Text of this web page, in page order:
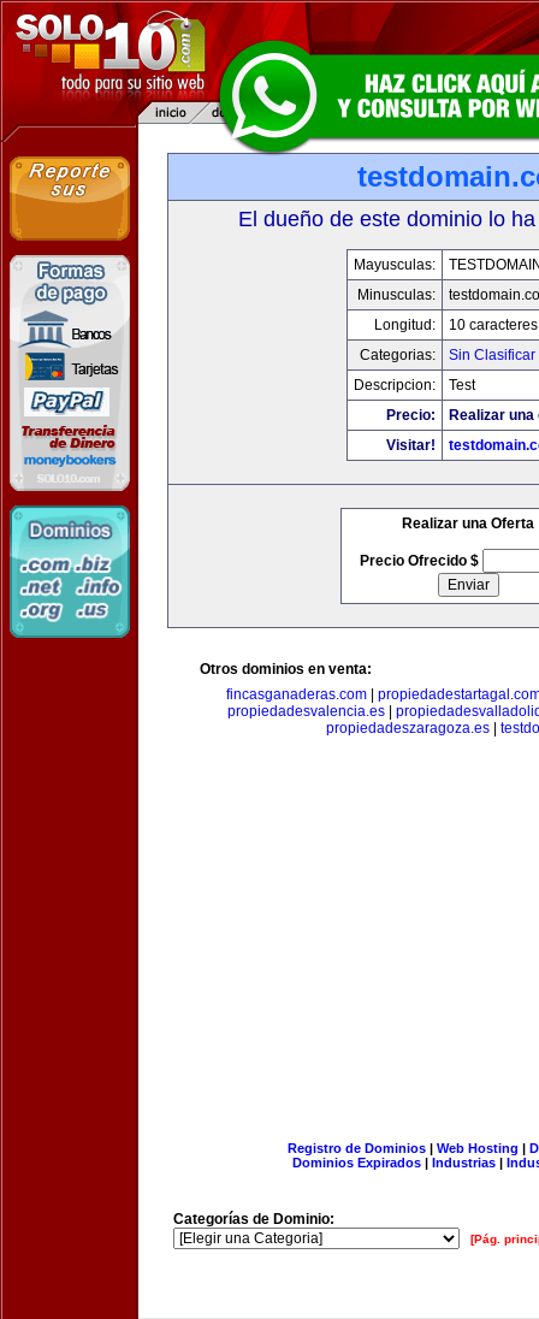
El dueño de este dominio lo
Mayusculas:
Minusculas:
Longitud:
10 caracteres
Categorias:
Sin Clasificar
Descripcion:
Test
Precio:
Realizar
Visitar!
Realizar una Oferta
Precio Ofrecido $
Otros dominios en venta:
fincasganaderas.com|
propiedadesvalencia.es|
propiedadeszaragoza.es|
Registro de Dominios| Web Hosting |
Dominios Expirados | Industrias |
Categorías de Dominio:
[Pág.